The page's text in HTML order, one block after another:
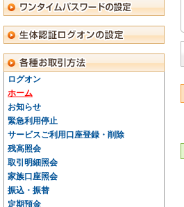
ログオン
ホーム
お知らせ
緊急利用停止
サービスご利用口座登録・削除
残高照会
取引明細照会
家族口座照会
振込・振替
定期預金